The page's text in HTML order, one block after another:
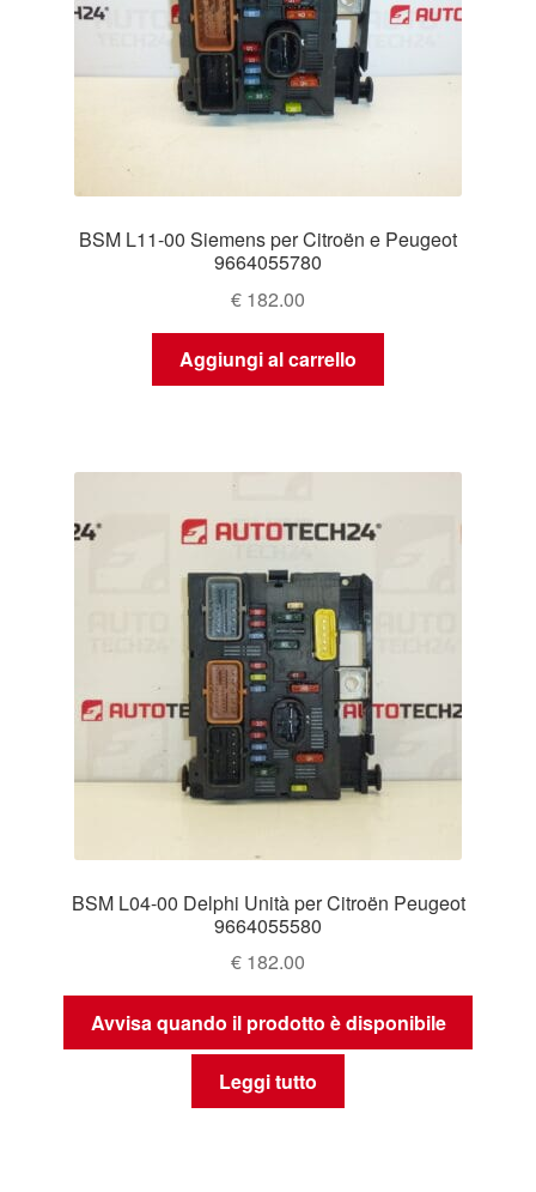
BSM L11-00 Siemens per Citroën e Peugeot
9664055780
€ 182.00
Aggiungi al carrello
BSM L04-00 Delphi Unità per Citroën Peugeot
9664055580
€ 182.00
Avvisa quando il prodotto è disponibile
Leggi tutto